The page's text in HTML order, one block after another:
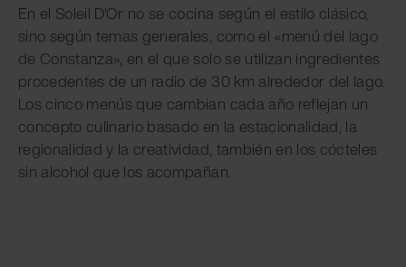
En el Soleil D'Or no se cocina según el estilo clásico,
sino según temas generales, como el «menú del lago
de Constanza», en el que solo se utilizan ingredientes
procedentes de un radio de 30 km alrededor del lago.
Los cinco menús que cambian cada año reflejan un
concepto culinario basado en la estacionalidad, la
regionalidad y la creatividad, también en los cócteles
sin alcohol que los acompañan.